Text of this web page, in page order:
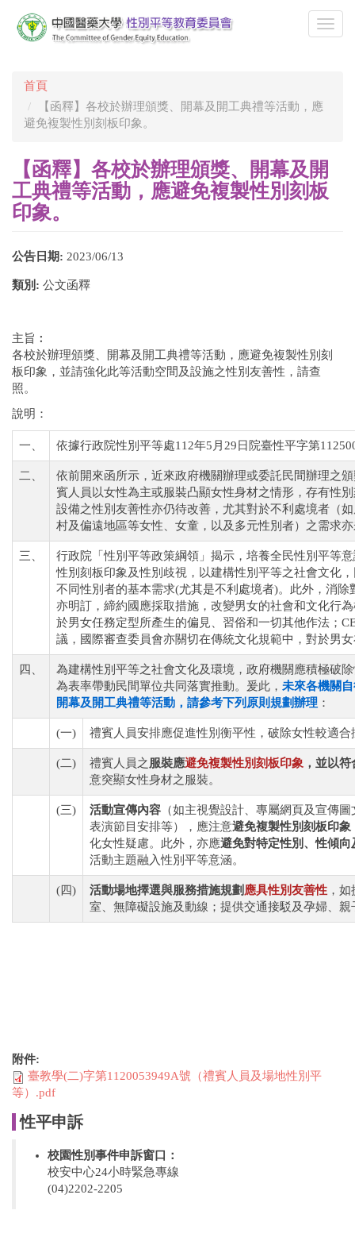
首頁
【函釋】各校於辦理頒獎、開幕及開工典禮等活動，應
避免複製性別刻板印象。
【函釋】各校於辦理頒獎、開幕及開
工典禮等活動，應避免複製性別刻板
印象。
公告日期: 2023/06/13
類別: 公文函釋
主旨︰
各校於辦理頒獎、開幕及開工典禮等活動，應避免複製性別刻
板印象，並請強化此等活動空間及設施之性別友善性，請查
照。
說明：
一、 依據行政院性別平等處112年5月29日院臺性平字第
二、
依前開來函所示，近來政府機關辦理或委託民間辦理之
賓人員以女性為主或服裝凸顯女性身材之情形，存有性
設備之性別友善性亦仍待改善，尤其對於不利處境者（
村及偏遠地區等女性、女童，以及多元性別者）之需求
三、
行政院「性別平等政策綱領」揭示，培養全民性別平等
性別刻板印象及性別歧視，以建構性別平等之社會文化
不同性別者的基本需求(尤其是不利處境者)。此外，消
亦明訂，締約國應採取措施，改變男女的社會和文化行
於男女任務定型所產生的偏見、習俗和一切其他作法；
議，國際審查委員會亦關切在傳統文化規範中，對於男
四、
為建構性別平等之社會文化及環境，政府機關應積極破
為表率帶動民間單位共同落實推動。爰此， 未來各機關
開幕及開工典禮等活動，請參考下列原則規劃辦理 ：
(一) 禮賓人員安排應促進性別衡平性，破除女性較適
(二) 禮賓人員之服裝應避免複製性別刻板印象 ，並以符
意突顯女性身材之服裝。
(三) 活動宣傳內容 （如主視覺設計、專屬網頁及宣傳
表演節目安排等），應注意避免複製性別刻板印象
化女性疑慮。此外，亦應避免對特定性別、性傾
活動主題融入性別平等意涵。
(四) 活動場地擇選與服務措施規劃 應具性別友善性 ，
室、無障礙設施及動線；提供交通接駁及孕婦、
附件:
臺教學(二)字第1120053949A號（禮賓人員及場地性別平
等）.pdf
性平申訴
校園性別事件申訴窗口：
校安中心24小時緊急專線
(04)2202-2205